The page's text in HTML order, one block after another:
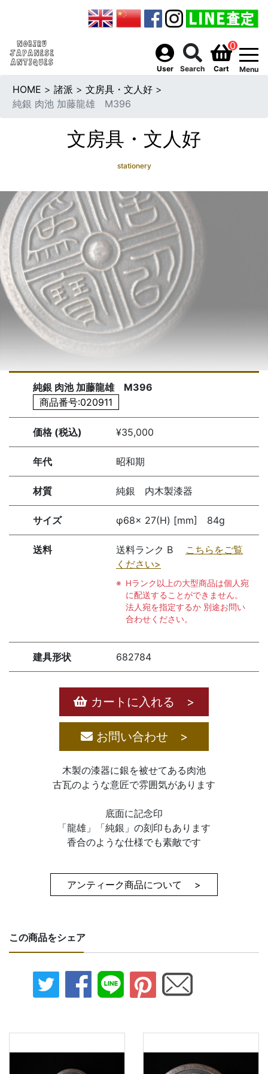
User Search
0
Cart Menu
HOME > 諸派 > 文房具・文人好 >
純銀 肉池 加藤龍雄 M396
文房具・文人好
stationery
純銀 肉池 加藤龍雄 M396
商品番号:020911
価格 (税込) ¥35,000
年代 昭和期
材質 純銀 内木製漆器
サイズ φ68× 27(H) [mm] 84g
送料 送料ランク B こちらをご覧
ください>
Hランク以上の大型商品は個人宛
に配送することができません。
法人宛を指定するか 別途お問い
合わせください。
建具形状 682784
カートに入れる >
お問い合わせ >
木製の漆器に銀を被せてある肉池
古瓦のような意匠で雰囲気があります
底面に記念印
「龍雄」「純銀」の刻印もあります
香合のような仕様でも素敵です
アンティーク商品について >
この商品をシェア